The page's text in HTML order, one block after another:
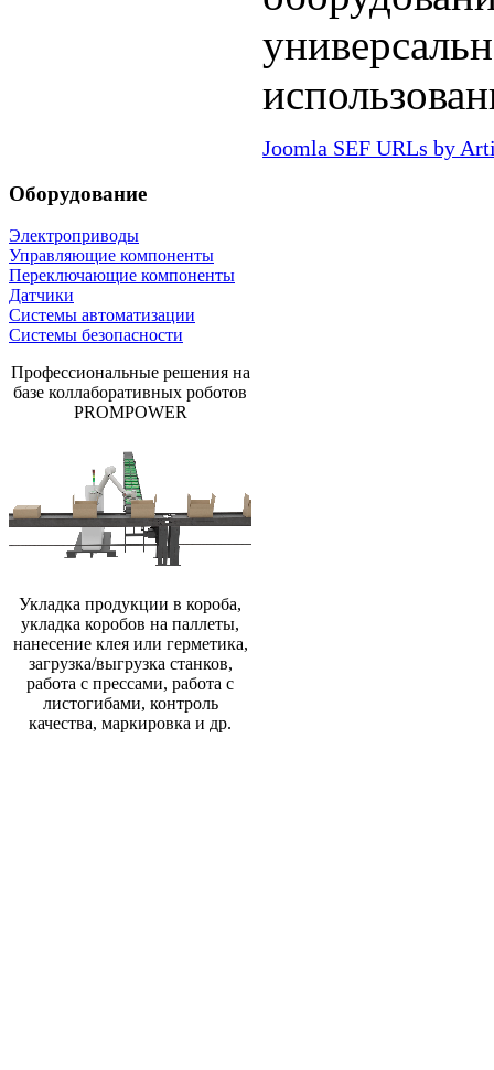
Joomla SEF URLs by
Оборудование
Электроприводы
Управляющие компоненты
Переключающие компоненты
Датчики
Системы автоматизации
Системы безопасности
Профессиональные решения на
базе коллаборативных роботов
PROMPOWER
Укладка продукции в короба,
укладка коробов на паллеты,
нанесение клея или герметика,
загрузка/выгрузка станков,
работа с прессами, работа с
листогибами, контроль
качества, маркировка и др.